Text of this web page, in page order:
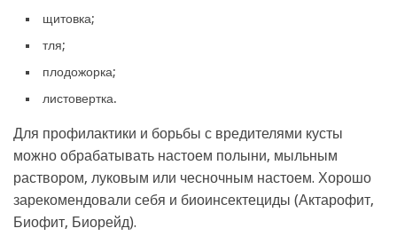
щитовка;
тля;
плодожорка;
листовертка.
Для профилактики и борьбы с вредителями кусты
можно обрабатывать настоем полыни, мыльным
раствором, луковым или чесночным настоем. Хорошо
зарекомендовали себя и биоинсектециды (Актарофит,
Биофит, Биорейд).